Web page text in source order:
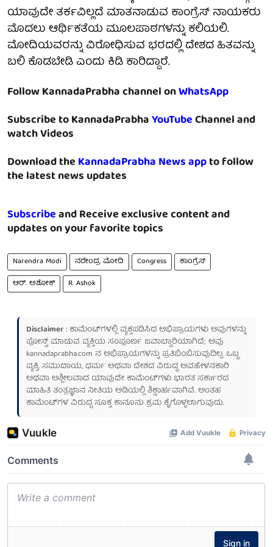
ಯಾವುದೇ ತರ್ಕವಿಲ್ಲದೆ ಮಾತನಾಡುವ ಕಾಂಗ್ರೆಸ್ ನಾಯಕರು
ಮೊದಲು ಆರ್ಥಿಕತೆಯ ಮೂಲಪಾಠಗಳನ್ನು ಕಲಿಯಲಿ.
ಮೋದಿಯವರನ್ನು ವಿರೋಧಿಸುವ ಭರದಲ್ಲಿ ದೇಶದ ಹಿತವನ್ನು
ಬಲಿ ಕೊಡಬೇಡಿ ಎಂದು ಕಿಡಿ ಕಾರಿದ್ದಾರೆ.
Follow KannadaPrabha channel onWhatsApp
Subscribe to KannadaPrabhaYouTubeChannel and
watch Videos
Download theKannadaPrabha News appto follow
the latest news updates
Subscribeand Receive exclusive content and
updates on your favorite topics
Narendra Modi ನರೇಂದ್ರ ಮೋದಿ Congress
ಕಾಂಗ್ರೆಸ್
ಆರ್. ಅಶೋಕ್
R. Ashok
Disclaimer: ಕಾಮೆಂಟ್‌ಗಳಲ್ಲಿ ವ್ಯಕ್ತಪಡಿಸಿದ ಅಭಿಪ್ರಾಯಗಳು ಅವುಗಳನ್ನು
ಪೋಸ್ಟ್ ಮಾಡುವ ವ್ಯಕ್ತಿಯ ಸಂಪೂರ್ಣ ಜವಾಬ್ದಾರಿಯಾಗಿದೆ; ಅವು
kannadaprabha.com ನ ಅಭಿಪ್ರಾಯಗಳನ್ನು ಪ್ರತಿಬಿಂಬಿಸುವುದಿಲ್ಲ. ಒಬ್ಬ
ವ್ಯಕ್ತಿ, ಸಮುದಾಯ, ಧರ್ಮ ಅಥವಾ ದೇಶದ ವಿರುದ್ಧ ಅವಹೇಳನಕಾರಿ
ಅಥವಾ ಅಶ್ಲೀಲವಾದ ಯಾವುದೇ ಕಾಮೆಂಟ್‌ಗಳು ಭಾರತ ಸರ್ಕಾರದ
ಮಾಹಿತಿ ತಂತ್ರಜ್ಞಾನ ನೀತಿಯ ಅಡಿಯಲ್ಲಿ ಶಿಕ್ಷಾರ್ಹವಾಗಿವೆ. ಅಂತಹ
ಕಾಮೆಂಟ್‌ಗಳ ವಿರುದ್ಧ ಸೂಕ್ತ ಕಾನೂನು ಕ್ರಮ ಕೈಗೊಳ್ಳಲಾಗುವುದು.